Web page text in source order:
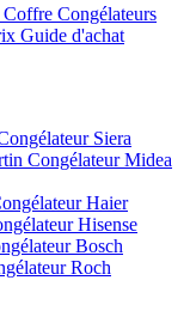
Coffre Congélateurs
Guide d'achat
Siera
Congélateur Midea
Haier
Hisense
Bosch
Roch